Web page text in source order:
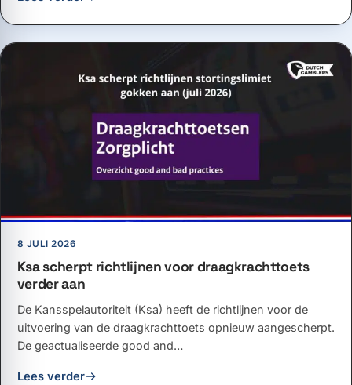
8 JULI 2026
Ksa scherpt richtlijnen voor draagkrachttoets
verder aan
De Kansspelautoriteit (Ksa) heeft de richtlijnen voor de
uitvoering van de draagkrachttoets opnieuw aangescherpt.
De geactualiseerde good and…
Lees verder